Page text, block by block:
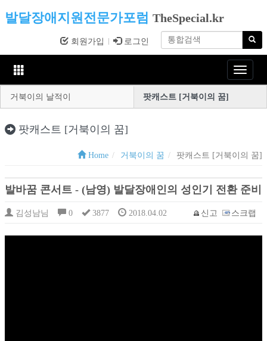
발달장애지원전문가포럼 TheSpecial.kr
회원가입 로그인
Toggle
거북이의 날적이
팟캐스트 [거북이의 꿈]
팟캐스트 [거북이의 꿈]
Home 거북이의 꿈 팟캐스트 [거북이의 꿈]
발바꿈 콘서트 - (남영) 발달장애인의 성인기 전환 준비
김성남님 0 3877 2018.04.02 신고 스크랩